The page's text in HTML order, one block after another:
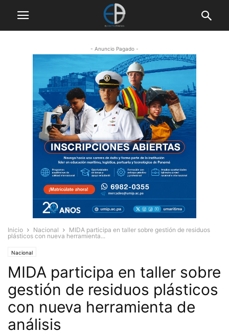
- Anuncio Pagado -
Inicio Nacional
MIDA participa en taller sobre gestión de residuos
plásticos con nueva herramienta...
Nacional
MIDA participa en taller sobre
gestión de residuos plásticos
con nueva herramienta de
análisis